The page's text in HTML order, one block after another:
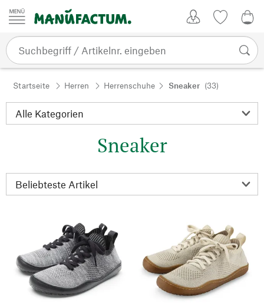
Zum Inhalt springen
Startseite Herren Herrenschuhe Sneaker (33)
Sneaker